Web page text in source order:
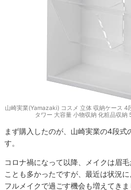
山崎実業(Yamazaki) コスメ 立体 収納ケース
タワー 大容量 小物収納 化粧品収納
まず購入したのが、山崎実業の4段式
す。
コロナ禍になって以降、メイクは眉
ことも多かったですが、最近は状況
フルメイクで過ごす機会も増えてきま